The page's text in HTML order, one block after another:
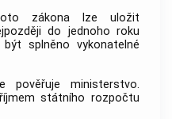
zákona lze uložit
do jednoho roku
splněno vykonatelné
pověřuje ministerstvo.
státního rozpočtu